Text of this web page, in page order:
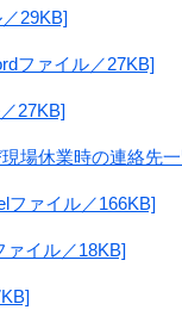
29KB]
ファイル／27KB]
27KB]
場休業時の連絡先
ファイル／166KB]
ァイル／18KB]